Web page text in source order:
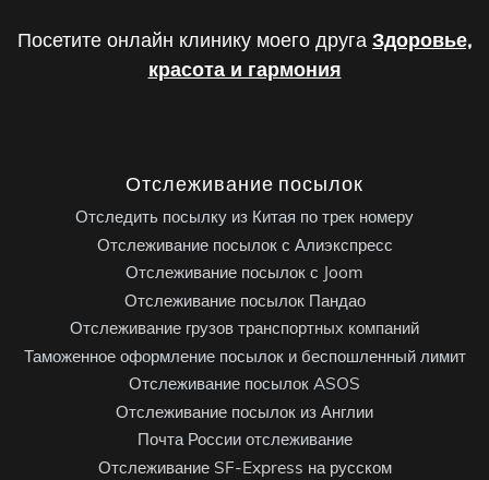
Посетите онлайн клинику моего друга Здоровье,
красота и гармония
Отслеживание посылок
Отследить посылку из Китая по трек номеру
Отслеживание посылок с Алиэкспресс
Отслеживание посылок с Joom
Отслеживание посылок Пандао
Отслеживание грузов транспортных компаний
Таможенное оформление посылок и беспошленный лимит
Отслеживание посылок ASOS
Отслеживание посылок из Англии
Почта России отслеживание
Отслеживание SF-Express на русском